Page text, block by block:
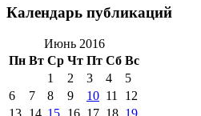
Календарь публикаций
Июнь 2016
Пн Вт Ср Чт Пт Сб Вс
1 2 3 4
5
6
7 8 9 10 11
12